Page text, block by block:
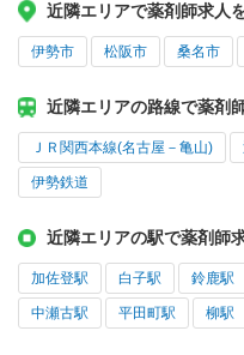
近隣エリアで薬剤師求人
伊勢市 松阪市 桑名市
近隣エリアの路線で薬剤
ＪＲ関西本線(名古屋－亀山)
伊勢鉄道
近隣エリアの駅で薬剤師
加佐登駅 白子駅 鈴鹿駅
中瀬古駅 平田町駅 柳駅